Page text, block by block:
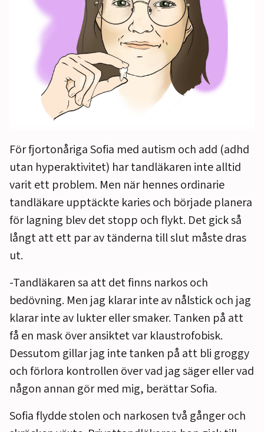
För fjortonåriga Sofia med autism och add (adhd
utan hyperaktivitet) har tandläkaren inte alltid
varit ett problem. Men när hennes ordinarie
tandläkare upptäckte karies och började planera
för lagning blev det stopp och flykt. Det gick så
långt att ett par av tänderna till slut måste dras
ut.
-Tandläkaren sa att det finns narkos och
bedövning. Men jag klarar inte av nålstick och jag
klarar inte av lukter eller smaker. Tanken på att
få en mask över ansiktet var klaustrofobisk.
Dessutom gillar jag inte tanken på att bli groggy
och förlora kontrollen över vad jag säger eller vad
någon annan gör med mig, berättar Sofia.
Sofia flydde stolen och narkosen två gånger och